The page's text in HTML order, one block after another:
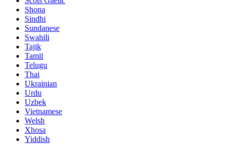
Shona
Sindhi
Sundanese
Swahili
Tajik
Tamil
Telugu
Thai
Ukrainian
Urdu
Uzbek
Vietnamese
Welsh
Xhosa
Yiddish